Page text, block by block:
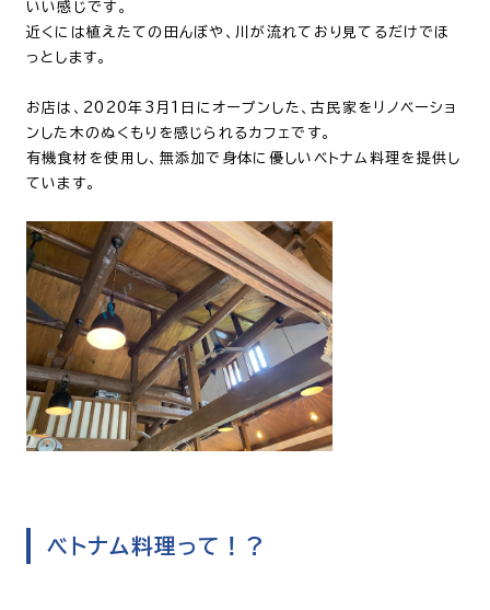
いい感じです。
近くには植えたての田んぼや、川が流れており見てるだけでほ
っとします。
お店は、2020年3月1日にオープンした、古民家をリノベーショ
ンした木のぬくもりを感じられるカフェです。
有機食材を使用し、無添加で身体に優しいベトナム料理を提供し
ています。
ベトナム料理って！？